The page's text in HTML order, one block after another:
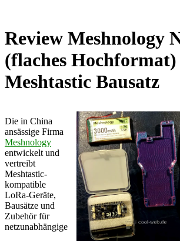
Review Meshnology
(flaches Hochformat)
Meshtastic Bausatz
Die in China
ansässige Firma
Meshnology
entwickelt und
vertreibt
Meshtastic-
kompatible
LoRa-Geräte,
Bausätze und
Zubehör für
netzunabhängige